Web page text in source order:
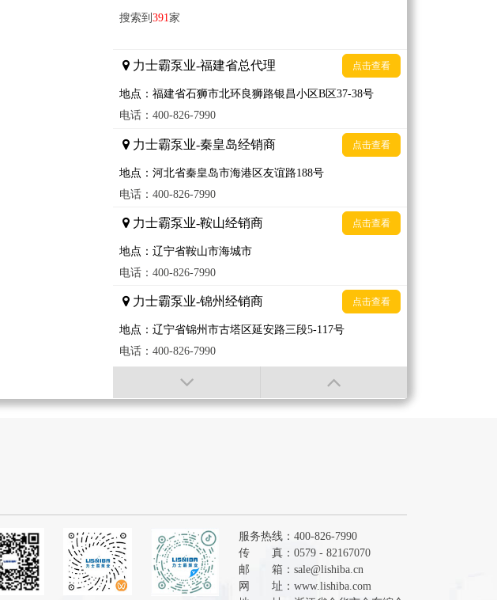
搜索到 391家
力士霸泵业-福建省总代理 点击查看
地点：福建省石狮市北环良狮路银昌小区B区37-38号
电话：400-826-7990
力士霸泵业-秦皇岛经销商 点击查看
地点：河北省秦皇岛市海港区友谊路188号
电话：400-826-7990
力士霸泵业-鞍山经销商 点击查看
地点：辽宁省鞍山市海城市
电话：400-826-7990
力士霸泵业-锦州经销商 点击查看
地点：辽宁省锦州市古塔区延安路三段5-117号
电话：400-826-7990
力士霸泵业-临沂经销商
地点：山东省临汾市
力士霸泵业-保定经销商 点击查看
地点：河北省保定市北大街
电话：400-826-7990
服务热线：400-826-7990
传 真：0579 - 82167070
邮 箱： sale@lishiba.cn
网 址： www.lishiba.com